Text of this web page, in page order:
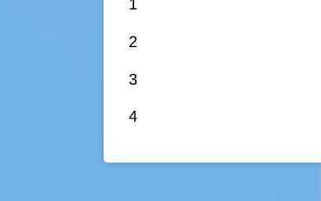
1
2
3
4